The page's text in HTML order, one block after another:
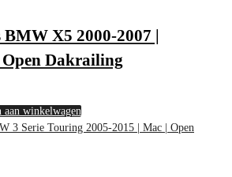
X5 2000-2007 |
Open Dakrailing
aan winkelwagen